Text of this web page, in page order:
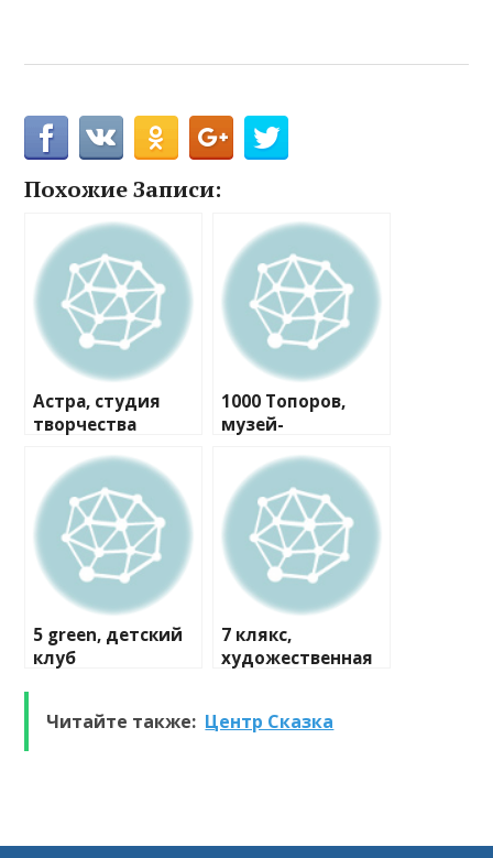
Похожие Записи:
Астра, студия
творчества
1000 Топоров,
музей-
5 green, детский
клуб
7 клякс,
художественная
Читайте также: Центр Сказка